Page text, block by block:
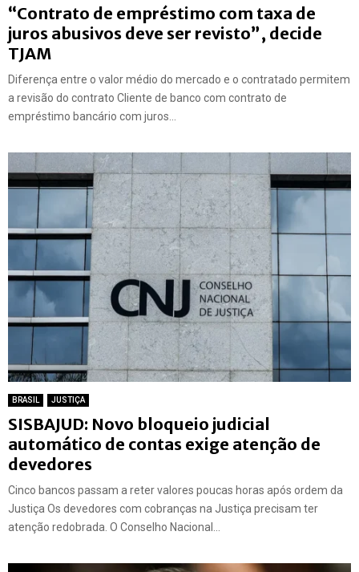
“Contrato de empréstimo com taxa de
juros abusivos deve ser revisto”, decide
TJAM
Diferença entre o valor médio do mercado e o contratado permitem
a revisão do contrato Cliente de banco com contrato de
empréstimo bancário com juros...
BRASIL JUSTIÇA
SISBAJUD: Novo bloqueio judicial
automático de contas exige atenção de
devedores
Cinco bancos passam a reter valores poucas horas após ordem da
Justiça Os devedores com cobranças na Justiça precisam ter
atenção redobrada. O Conselho Nacional...